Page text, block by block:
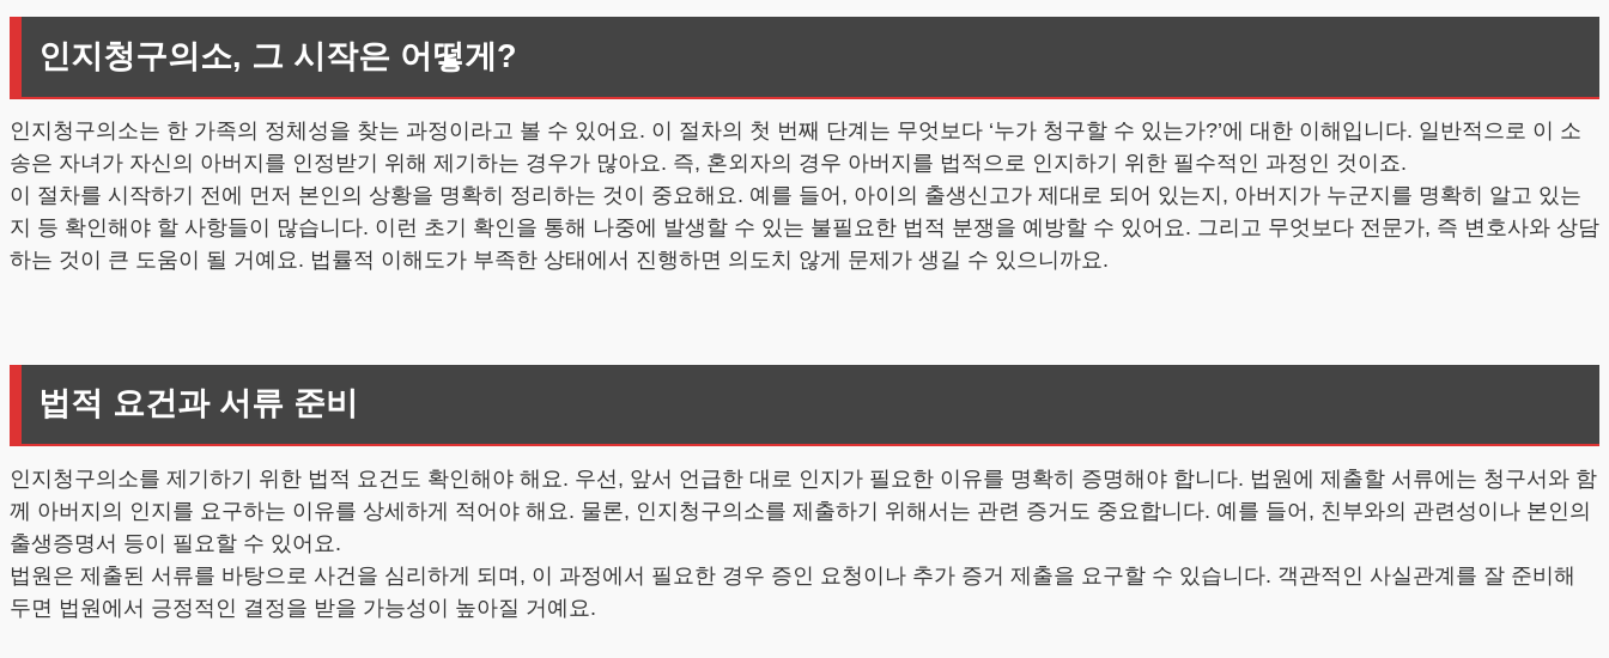
인지청구의소, 그 시작은 어떻게?
인지청구의소는 한 가족의 정체성을 찾는 과정이라고 볼 수 있어요. 이 절차의 첫 번째 단계는 무엇보다 ‘누가 청구할 수 있는가?’에 대한 이해입니다. 일반적으로 이 소
송은 자녀가 자신의 아버지를 인정받기 위해 제기하는 경우가 많아요. 즉, 혼외자의 경우 아버지를 법적으로 인지하기 위한 필수적인 과정인 것이죠.
이 절차를 시작하기 전에 먼저 본인의 상황을 명확히 정리하는 것이 중요해요. 예를 들어, 아이의 출생신고가 제대로 되어 있는지, 아버지가 누군지를 명확히 알고 있는
지 등 확인해야 할 사항들이 많습니다. 이런 초기 확인을 통해 나중에 발생할 수 있는 불필요한 법적 분쟁을 예방할 수 있어요. 그리고 무엇보다 전문가, 즉 변호사와 상담
하는 것이 큰 도움이 될 거예요. 법률적 이해도가 부족한 상태에서 진행하면 의도치 않게 문제가 생길 수 있으니까요.
법적 요건과 서류 준비
인지청구의소를 제기하기 위한 법적 요건도 확인해야 해요. 우선, 앞서 언급한 대로 인지가 필요한 이유를 명확히 증명해야 합니다. 법원에 제출할 서류에는 청구서와 함
께 아버지의 인지를 요구하는 이유를 상세하게 적어야 해요. 물론, 인지청구의소를 제출하기 위해서는 관련 증거도 중요합니다. 예를 들어, 친부와의 관련성이나 본인의
출생증명서 등이 필요할 수 있어요.
법원은 제출된 서류를 바탕으로 사건을 심리하게 되며, 이 과정에서 필요한 경우 증인 요청이나 추가 증거 제출을 요구할 수 있습니다. 객관적인 사실관계를 잘 준비해
두면 법원에서 긍정적인 결정을 받을 가능성이 높아질 거예요.